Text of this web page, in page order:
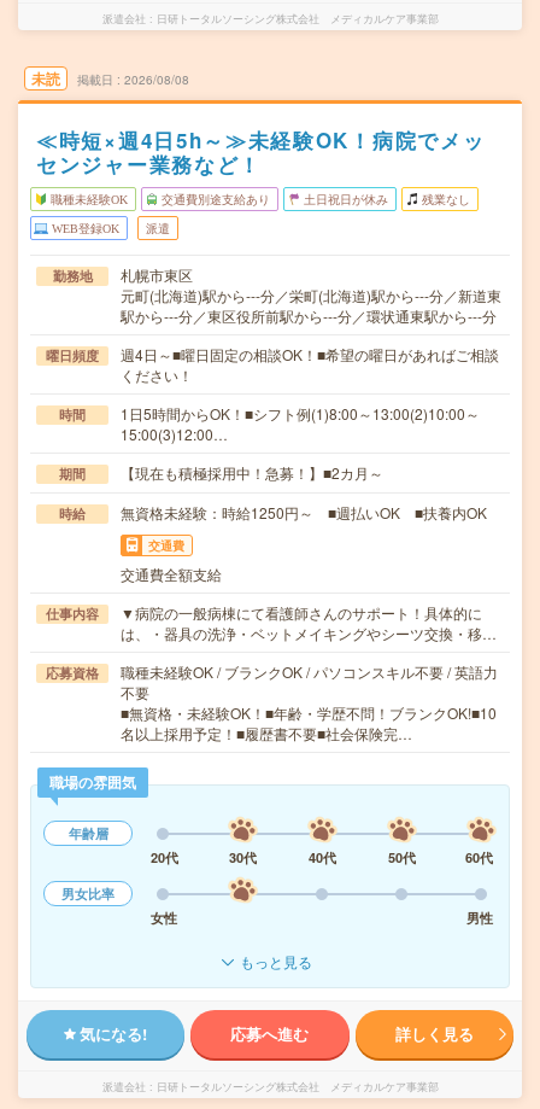
派遣会社 日研トータルソーシング株式会社 メディカルケア事業部
未読 掲載日 2026/08/08
≪時短×週4日5h～≫未経験OK！病院でメッ
センジャー業務など！
職種未経験OK 交通費別途支給あり 土日祝日が休み 残業なし
WEB登録OK 派遣
勤務地
札幌市東区
元町(北海道)駅から---分／栄町(北海道)駅から---分／新道東
駅から---分／東区役所前駅から---分／環状通東駅から---分
曜日頻度
週4日～■曜日固定の相談OK！■希望の曜日があればご相談
ください！
時間
1日5時間からOK！■シフト例(1)8:00～13:00(2)10:00～
15:00(3)12:00…
期間 【現在も積極採用中！急募！】■2カ月～
時給 無資格未経験：時給1250円～ ■週払いOK ■扶養内OK
交通費
交通費全額支給
仕事内容
▼病院の一般病棟にて看護師さんのサポート！具体的に
は、・器具の洗浄・ベットメイキングやシーツ交換・移…
応募資格
職種未経験OK / ブランクOK / パソコンスキル不要 / 英語力
不要
■無資格・未経験OK！■年齢・学歴不問！ブランクOK!■10
名以上採用予定！■履歴書不要■社会保険完…
職場の雰囲気
年齢層
20代
30代 40代 50代
60代
男女比率
女性
男性
もっと見る
気になる! 応募へ進む 詳しく見る
派遣会社 日研トータルソーシング株式会社 メディカルケア事業部